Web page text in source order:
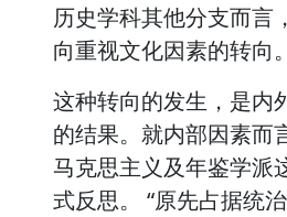
历史学科其他分支而言
向重视文化因素的转向。
这种转向的发生，是内
的结果。就内部因素而
马克思主义及年鉴学派
式反思。 “原先占据统